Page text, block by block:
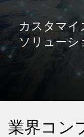
カスタマイ
ソリューシ
当社のチーム
ズされた EMI
業界コン